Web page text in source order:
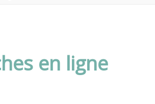
en ligne